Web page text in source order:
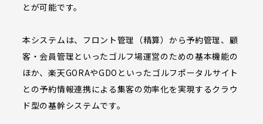
とが可能です。
本システムは、フロント管理（精算）から予約管理、顧
客・会員管理といったゴルフ場運営のための基本機能の
ほか、楽天GORAやGDOといったゴルフポータルサイト
との予約情報連携による集客の効率化を実現するクラウ
ド型の基幹システムです。